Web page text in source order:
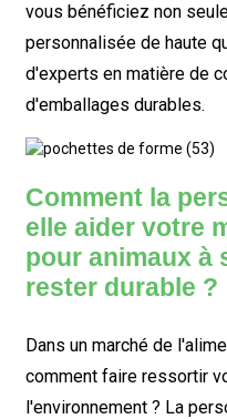
vous bénéficiez non
personnalisée de haute
d'experts en matière de
d'emballages durables.
Comment la
elle aider votre
pour animaux à
rester durable ?
Dans un marché de
comment faire ressortir
l'environnement ? La